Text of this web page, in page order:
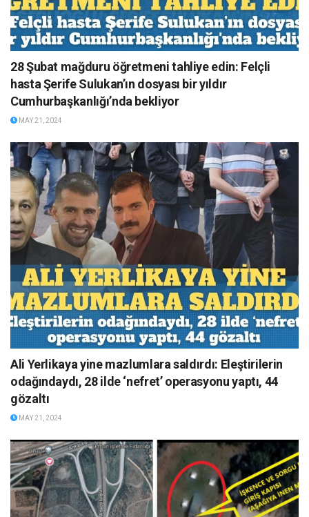
28 Şubat mağduru öğretmeni tahliye edin: Felçli
hasta Şerife Sulukan’ın dosyası bir yıldır
Cumhurbaşkanlığı’nda bekliyor
MAY 21, 2024
Ali Yerlikaya yine mazlumlara saldırdı: Eleştirilerin
odağındaydı, 28 ilde ‘nefret’ operasyonu yaptı, 44
gözaltı
MAY 21, 2024